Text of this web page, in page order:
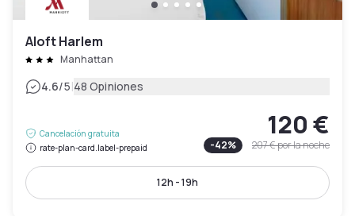
Aloft Harlem
Manhattan
4.6/5|48 Opiniones
Cancelación gratuita
rate-plan-card.label-prepaid
120 €
-42% 207 €por la noche
12h - 19h